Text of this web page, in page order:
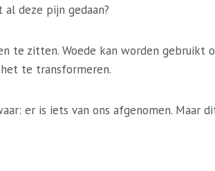
deze pijn gedaan?
te zitten. Woede kan worden gebruikt
te transformeren.
er is iets van ons afgenomen.